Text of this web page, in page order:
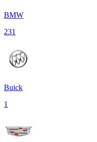
BMW
231
Buick
1